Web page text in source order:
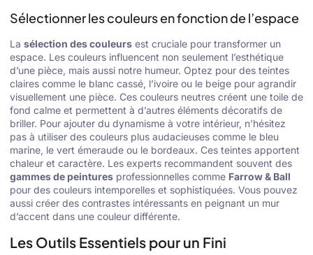
Sélectionner les couleurs en fonction de l’espace
La sélection des couleurs est cruciale pour transformer un
espace. Les couleurs influencent non seulement l’esthétique
d’une pièce, mais aussi notre humeur. Optez pour des teintes
claires comme le blanc cassé, l’ivoire ou le beige pour agrandir
visuellement une pièce. Ces couleurs neutres créent une toile de
fond calme et permettent à d’autres éléments décoratifs de
briller. Pour ajouter du dynamisme à votre intérieur, n’hésitez
pas à utiliser des couleurs plus audacieuses comme le bleu
marine, le vert émeraude ou le bordeaux. Ces teintes apportent
chaleur et caractère. Les experts recommandent souvent des
gammes de peintures professionnelles comme Farrow & Ball
pour des couleurs intemporelles et sophistiquées. Vous pouvez
aussi créer des contrastes intéressants en peignant un mur
d’accent dans une couleur différente.
Les Outils Essentiels pour un Fini